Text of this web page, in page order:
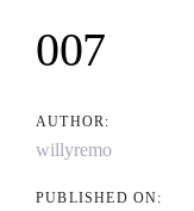
007
AUTHOR:
willyremo
PUBLISHED ON:
navigation